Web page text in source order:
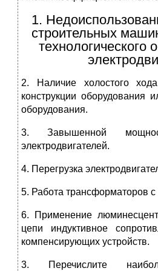
1.
строительных
технологического
2. Наличие холостого
конструкции оборудования
оборудования.
3. Завышенной
электродвигателей.
4. Перегрузка
5. Работа трансформаторов с
6. Применение
цепи индуктивное
компенсирующих устройств.
3. Перечислите